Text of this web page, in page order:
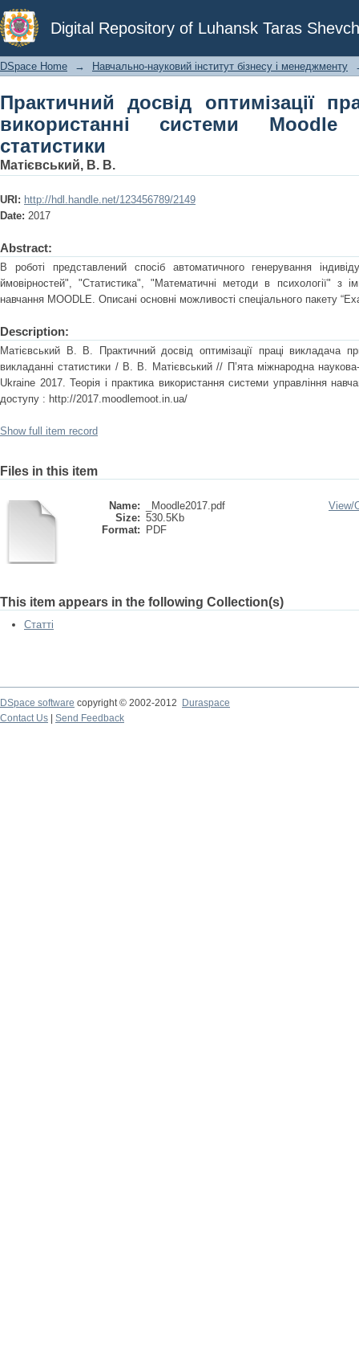
Digital Repository of Luhansk Taras
Практичний досвід оптимізації
Moodle при викладанні статистики
DSpace Home → Навчально-науковий інститут бізнесу і менеджменту
Практичний досвід оптимізації
використанні системи
статистики
Матієвський, В. В.
URI: http://hdl.handle.net/123456789/2149
Date: 2017
Abstract:
В роботі представлений спосіб автоматичного генерування
ймовірностей", "Статистика", "Математичні методи в психології" з
навчання MOODLE. Описані основні можливості спеціального пакету
Description:
Матієвський В. В. Практичний досвід оптимізації праці викладача
викладанні статистики / В. В. Матієвський // П’ята міжнародна
Ukraine 2017. Теорія і практика використання системи управління
доступу : http://2017.moodlemoot.in.ua/
Show full item record
Files in this item
Name:
_Moodle2017.pdf
Size: 530.5Kb
Format:
PDF
View/
This item appears in the following Collection(s)
Статті
DSpace software copyright © 2002-2012
Duraspace
Contact Us
Send Feedback